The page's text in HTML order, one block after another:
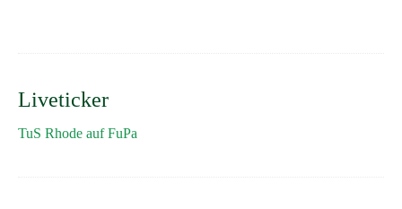
Liveticker
TuS Rhode auf FuPa